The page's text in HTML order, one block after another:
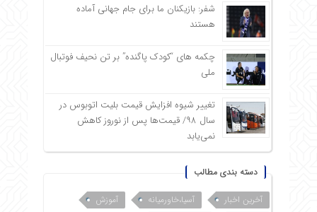
شفر: بازیکنان ما برای جام جهانی آماده
هستند
چکمه های “کودک پاگنده” بر تن نحیف فوتبال
ملی
تغییر شیوه افزایش قیمت بلیت اتوبوس در
سال ۹۸/ قیمت‌ها پس از نوروز کاهش
نمی‌یابد
دسته بندی مطالب
آخرین اخبار آسیا،خاورمیانه
آموزش